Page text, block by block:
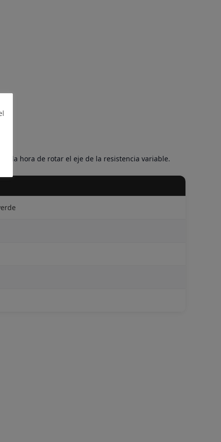
a la hora de rotar el eje de la resistencia variable.